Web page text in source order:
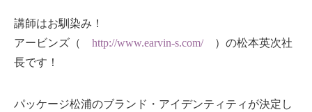
講師はお馴染み！
アービンズ（ http://www.earvin-s.com/ ）の松本英次社
長です！
パッケージ松浦のブランド・アイデンティティが決定し